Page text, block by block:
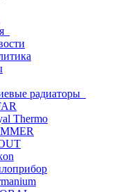
радиаторы
Thermo